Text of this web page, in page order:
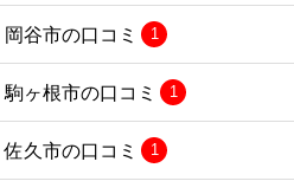
岡谷市の口コミ 1
駒ヶ根市の口コミ 1
佐久市の口コミ 1